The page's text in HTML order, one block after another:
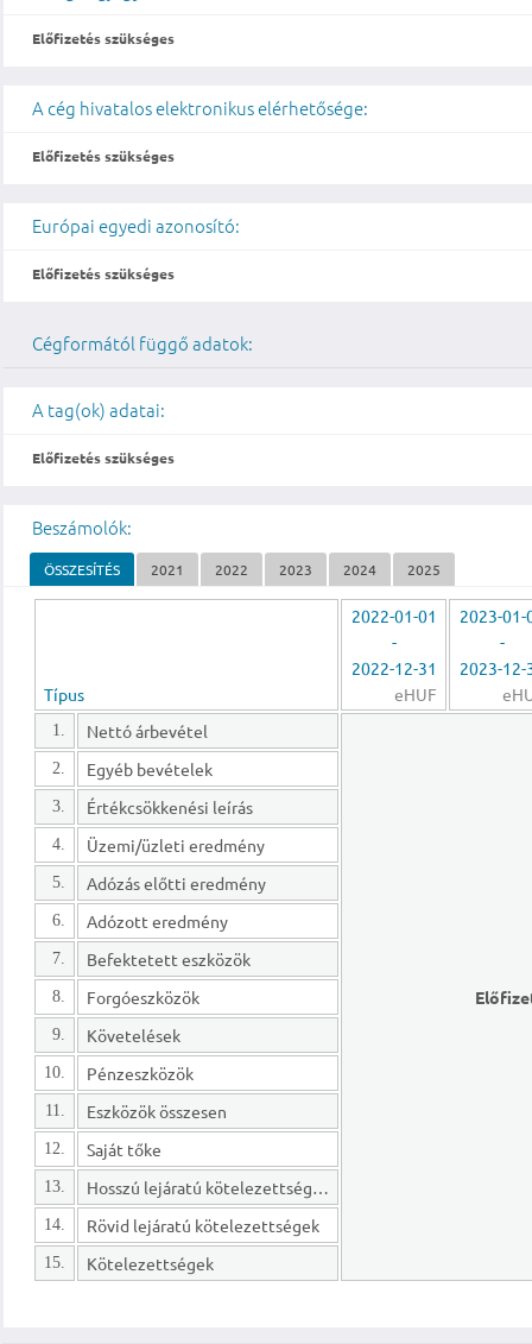
Előfizetés szükséges
A cég hivatalos elektronikus elérhetősége:
Előfizetés szükséges
Európai egyedi azonosító:
Előfizetés szükséges
Cégformától függő adatok:
A tag(ok) adatai:
Előfizetés szükséges
Beszámolók:
ÖSSZESÍTÉS 2021 2022 2023 2024 2025
Típus
2022-01-01
-
2022-12-31
eHUF
2023-01-
-
2023-12-
1. Nettó árbevétel
2. Egyéb bevételek
3. Értékcsökkenési leírás
4. Üzemi/üzleti eredmény
5. Adózás előtti eredmény
6. Adózott eredmény
7. Befektetett eszközök
8. Forgóeszközök
9. Követelések
10. Pénzeszközök
11. Eszközök összesen
12. Saját tőke
13. Hosszú lejáratú kötelezettségek
14. Rövid lejáratú kötelezettségek
15. Kötelezettségek